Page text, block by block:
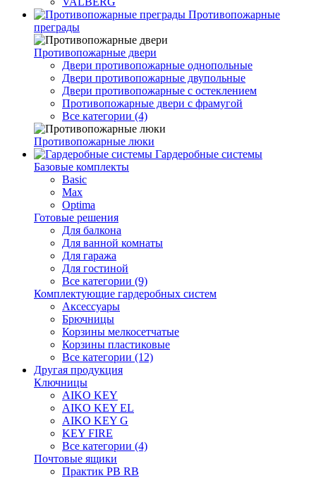
Противопожарные
преграды
Противопожарные двери
Двери противопожарные однопольные
Двери противопожарные двупольные
Двери противопожарные с остеклением
Противопожарные двери с фрамугой
Все категории (4)
Противопожарные люки
Гардеробные системы
Базовые комплекты
Basic
Max
Optima
Готовые решения
Для балкона
Для ванной комнаты
Для гаража
Для гостиной
Все категории (9)
Комплектующие гардеробных систем
Аксессуары
Брючницы
Корзины мелкосетчатые
Корзины пластиковые
Все категории (12)
Другая продукция
Ключницы
AIKO KEY
AIKO KEY EL
AIKO KEY G
KEY FIRE
Все категории (4)
Почтовые ящики
Практик PB RB